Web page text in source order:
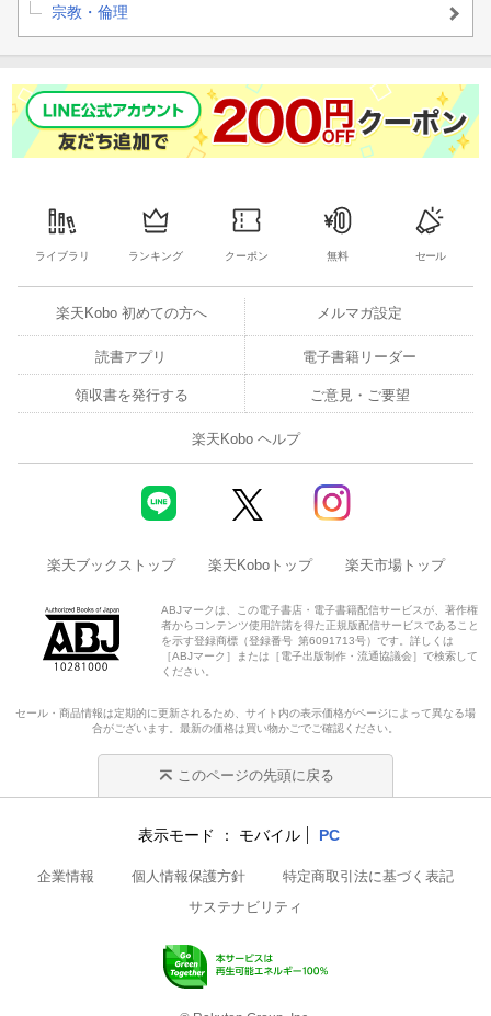
宗教・倫理
ライブラリ ランキング クーポン 無料 セール
楽天Kobo 初めての方へ メルマガ設定
読書アプリ 電子書籍リーダー
領収書を発行する ご意見・ご要望
楽天Kobo ヘルプ
楽天ブックストップ 楽天Koboトップ 楽天市場トップ
ABJマークは、この電子書店・電子書籍配信サービスが、著作権
者からコンテンツ使用許諾を得た正規版配信サービスであること
を示す登録商標（登録番号 第6091713号）です。詳しくは
［ABJマーク］または［電子出版制作・流通協議会］で検索して
ください。
セール・商品情報は定期的に更新されるため、サイト内の表示価格がページによって異なる場
合がございます。最新の価格は買い物かごでご確認ください。
このページの先頭に戻る
表示モード モバイル PC
企業情報 個人情報保護方針
特定商取引法に基づく表記
サステナビリティ